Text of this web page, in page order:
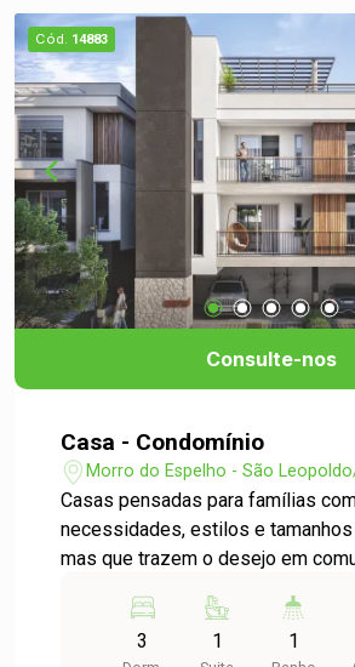
Cód. 14883
Consulte-nos
Casa - Condomínio
Morro do Espelho - São
Casas pensadas para famílias
necessidades, estilos e
mas que trazem o desejo em
espaços da melhor forma possível
um jeito único - o seu. O
3 1 1